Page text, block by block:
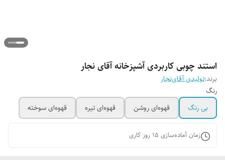
استند چوبی کاربردی آشپزخانه آقای نجار
برند:تولیدی آقای‌نجار
رنگ
بی رنگ
قهوه‌ای روشن قهوه‌ای تیره قهوه‌ای سوخته
زمان آماده‌سازی 15 روز کاری